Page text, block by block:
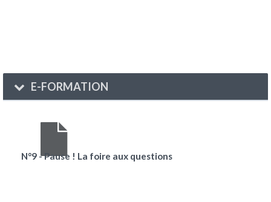
E-FORMATION
N°9 - Pause ! La foire aux questions